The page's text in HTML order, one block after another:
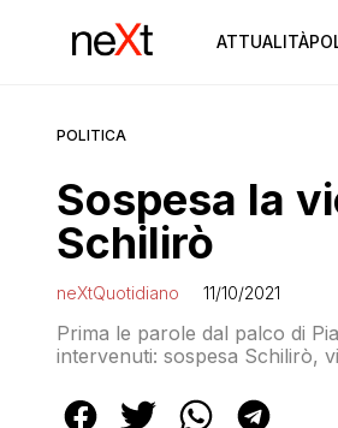
ATTUALITÀ
POLITICA
Sospesa la
Schilirò
neXtQuotidiano 11/10/2021
Prima le parole dal palco di
intervenuti: sospesa Schilirò,